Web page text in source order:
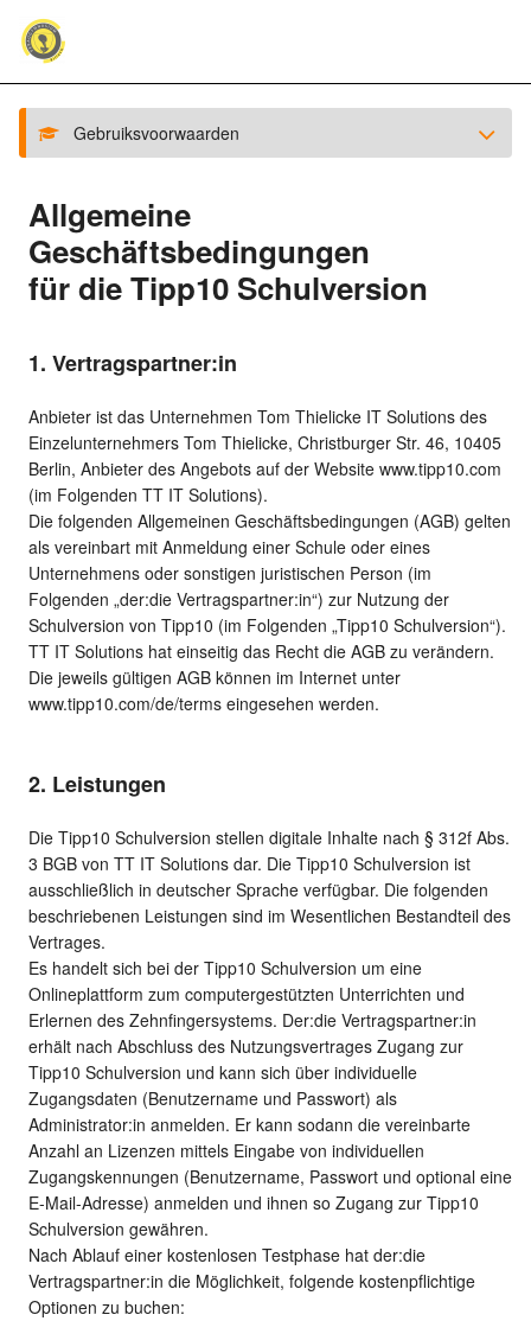
Gebruiksvoorwaarden
Allgemeine
Geschäftsbedingungen
für die Tipp10 Schulversion
1. Vertragspartner:in
Anbieter ist das Unternehmen Tom Thielicke IT Solutions des
Einzelunternehmers Tom Thielicke, Christburger Str. 46, 10405
Berlin, Anbieter des Angebots auf der Website www.tipp10.com
(im Folgenden TT IT Solutions).
Die folgenden Allgemeinen Geschäftsbedingungen (AGB) gelten
als vereinbart mit Anmeldung einer Schule oder eines
Unternehmens oder sonstigen juristischen Person (im
Folgenden „der:die Vertragspartner:in“) zur Nutzung der
Schulversion von Tipp10 (im Folgenden „Tipp10 Schulversion“).
TT IT Solutions hat einseitig das Recht die AGB zu verändern.
Die jeweils gültigen AGB können im Internet unter
www.tipp10.com/de/terms eingesehen werden.
2. Leistungen
Die Tipp10 Schulversion stellen digitale Inhalte nach § 312f Abs.
3 BGB von TT IT Solutions dar. Die Tipp10 Schulversion ist
ausschließlich in deutscher Sprache verfügbar. Die folgenden
beschriebenen Leistungen sind im Wesentlichen Bestandteil des
Vertrages.
Es handelt sich bei der Tipp10 Schulversion um eine
Onlineplattform zum computergestützten Unterrichten und
Erlernen des Zehnfingersystems. Der:die Vertragspartner:in
erhält nach Abschluss des Nutzungsvertrages Zugang zur
Tipp10 Schulversion und kann sich über individuelle
Zugangsdaten (Benutzername und Passwort) als
Administrator:in anmelden. Er kann sodann die vereinbarte
Anzahl an Lizenzen mittels Eingabe von individuellen
Zugangskennungen (Benutzername, Passwort und optional eine
E-Mail-Adresse) anmelden und ihnen so Zugang zur Tipp10
Schulversion gewähren.
Nach Ablauf einer kostenlosen Testphase hat der:die
Vertragspartner:in die Möglichkeit, folgende kostenpflichtige
Optionen zu buchen: